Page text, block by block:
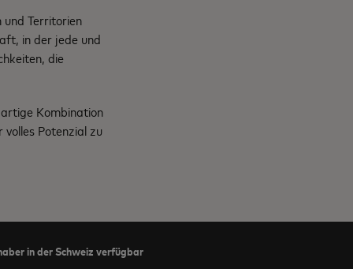
Territorien
in der jede und
die
Kombination
volles Potenzial zu
in der Schweiz verfügbar